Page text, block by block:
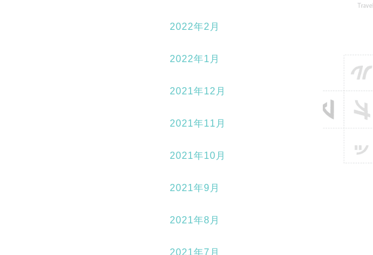
2022年2月
2022年1月
2021年12月
2021年11月
2021年10月
2021年9月
2021年8月
2021年7月